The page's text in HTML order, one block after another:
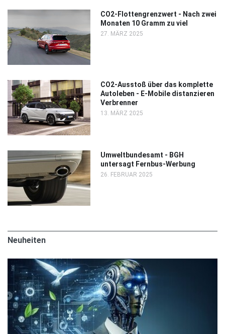
CO2-Flottengrenzwert - Nach zwei
Monaten 10 Gramm zu viel
27. MÄRZ 2025
CO2-Ausstoß über das komplette
Autoleben - E-Mobile distanzieren
Verbrenner
13. MÄRZ 2025
Umweltbundesamt - BGH
untersagt Fernbus-Werbung
26. FEBRUAR 2025
Neuheiten